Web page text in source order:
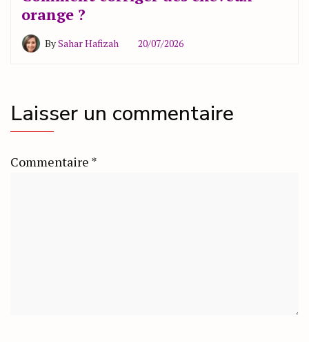
orange ?
BySahar Hafizah 20/07/2026
Laisser un commentaire
Commentaire *